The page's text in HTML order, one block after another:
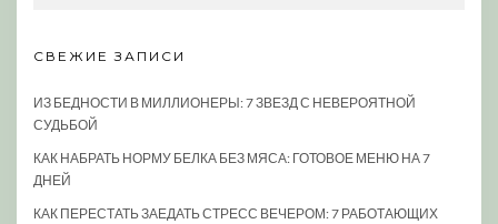
СВЕЖИЕ ЗАПИСИ
ИЗ БЕДНОСТИ В МИЛЛИОНЕРЫ: 7 ЗВЕЗД С НЕВЕРОЯТНОЙ
СУДЬБОЙ
КАК НАБРАТЬ НОРМУ БЕЛКА БЕЗ МЯСА: ГОТОВОЕ МЕНЮ НА 7
ДНЕЙ
КАК ПЕРЕСТАТЬ ЗАЕДАТЬ СТРЕСС ВЕЧЕРОМ: 7 РАБОТАЮЩИХ